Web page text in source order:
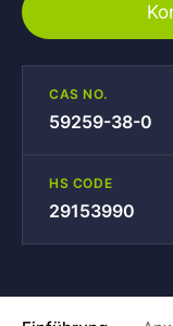
CAS NO.
59259-38-0
HS CODE
29153990